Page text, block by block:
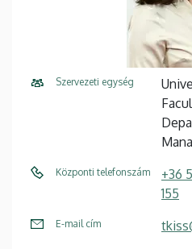
Szervezeti egység
Központi telefonszám
+36
155
E-mail cím